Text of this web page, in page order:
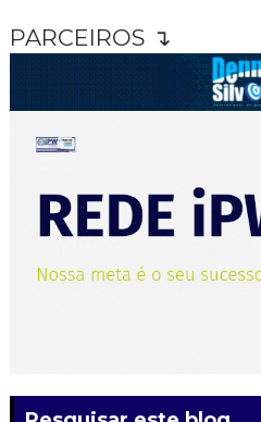
PARCEIROS ↴